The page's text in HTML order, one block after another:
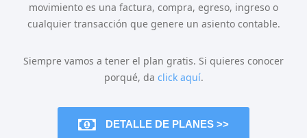
movimiento es una factura, compra, egreso, ingreso o
cualquier transacción que genere un asiento contable.
Siempre vamos a tener el plan gratis. Si quieres conocer
porqué, da click aquí.
DETALLE DE PLANES >>